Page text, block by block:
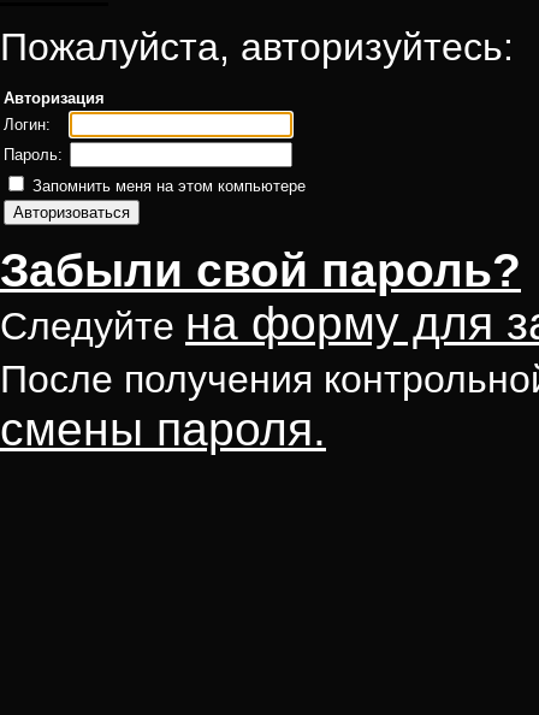
Пожалуйста, авторизуйтесь:
Авторизация
Логин:
Пароль:
Запомнить меня на этом компьютере
Забыли свой пароль?
Следуйте на форму для
После получения
смены пароля.